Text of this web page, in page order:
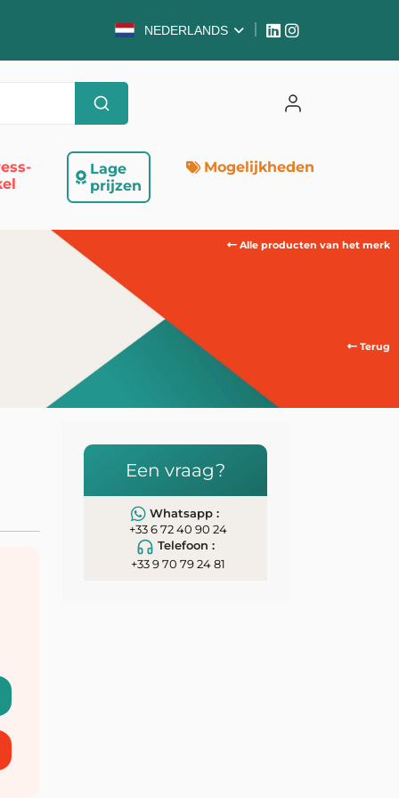
NEDERLANDS
Lage
prijzen
Mogelijkheden
Alle producten van het merk
Terug
Een vraag?
Whatsapp :
+33 6 72 40 90 24
Telefoon :
+33 9 70 79 24 81